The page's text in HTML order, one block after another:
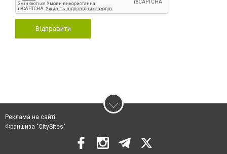
Відправити
Реклама на сайті
Франшиза "CitySites"